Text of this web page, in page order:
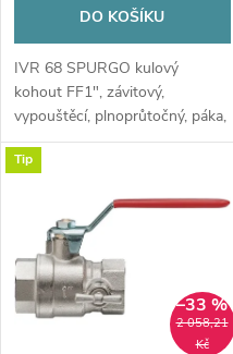
u
k
t
u
k
t
ů
DO KOŠÍKU
IVR 68 SPURGO kulový
kohout FF1", závitový,
vypouštěcí, plnoprůtočný, páka,
voda, poniklovaný
Tip
2 058,21
Kč
–33 %